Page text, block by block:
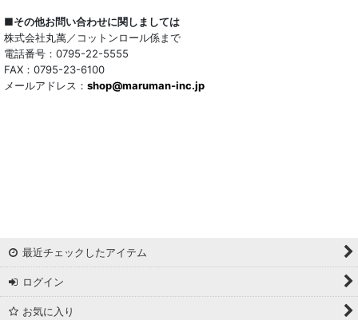
■その他お問い合わせに関しましては
株式会社丸萬／コットンロール係まで
電話番号：0795-22-5555
FAX：0795-23-6100
メールアドレス： shop@maruman-inc.jp
最近チェックしたアイテム
ログイン
お気に入り